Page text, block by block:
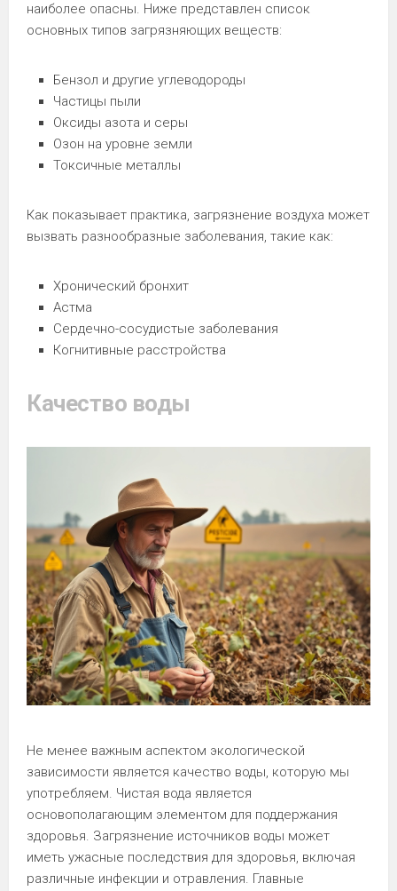
наиболее опасны. Ниже представлен список
основных типов загрязняющих веществ:
Бензол и другие углеводороды
Частицы пыли
Оксиды азота и серы
Озон на уровне земли
Токсичные металлы
Как показывает практика, загрязнение воздуха может
вызвать разнообразные заболевания, такие как:
Хронический бронхит
Астма
Сердечно-сосудистые заболевания
Когнитивные расстройства
Качество воды
Не менее важным аспектом экологической
зависимости является качество воды, которую мы
употребляем. Чистая вода является
основополагающим элементом для поддержания
здоровья. Загрязнение источников воды может
иметь ужасные последствия для здоровья, включая
различные инфекции и отравления. Главные